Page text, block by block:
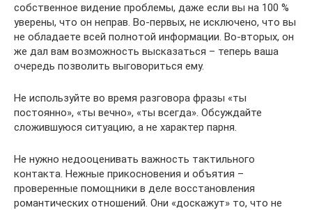
собственное видение проблемы, даже если вы на 100 %
уверены, что он неправ. Во-первых, не исключено, что вы
не обладаете всей полнотой информации. Во-вторых, он
же дал вам возможность высказаться – теперь ваша
очередь позволить выговориться ему.
Не используйте во время разговора фразы «ты
постоянно», «ты вечно», «ты всегда». Обсуждайте
сложившуюся ситуацию, а не характер парня.
Не нужно недооценивать важность тактильного
контакта. Нежные прикосновения и объятия –
проверенные помощники в деле восстановления
романтических отношений. Они «доскажут» то, что не